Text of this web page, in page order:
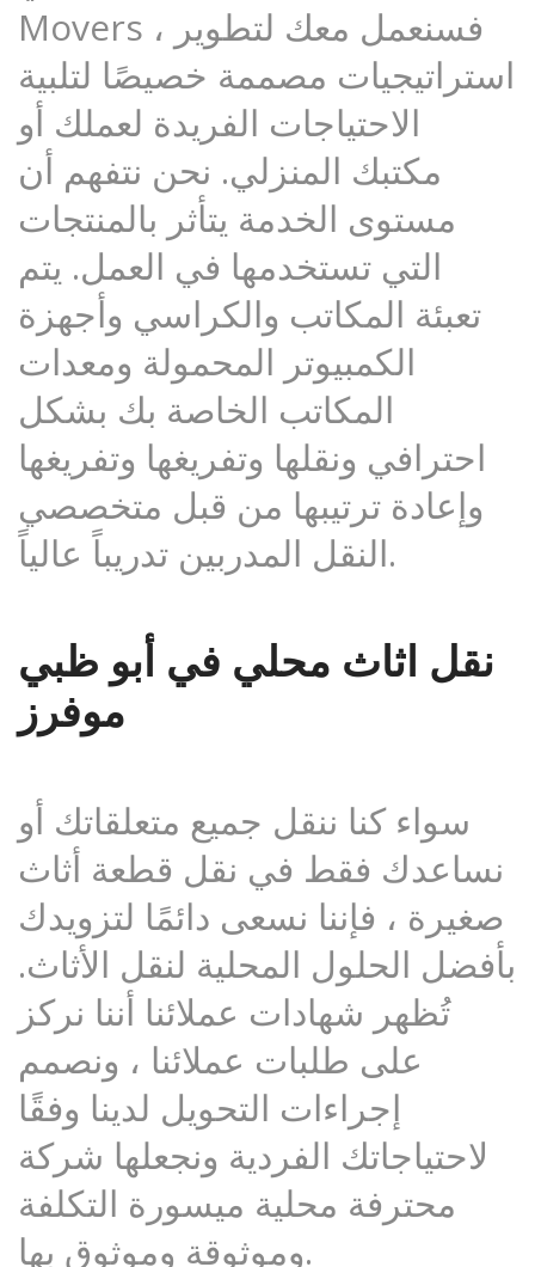
Movers ، فسنعمل معك لتطوير
استراتيجيات مصممة خصيصًا لتلبية
الاحتياجات الفريدة لعملك أو
مكتبك المنزلي. نحن نتفهم أن
مستوى الخدمة يتأثر بالمنتجات
التي تستخدمها في العمل. يتم
تعبئة المكاتب والكراسي وأجهزة
الكمبيوتر المحمولة ومعدات
المكاتب الخاصة بك بشكل
احترافي ونقلها وتفريغها وتفريغها
وإعادة ترتيبها من قبل متخصصي
نقل اثاث محلي في أبو ظبي
موفرز
سواء كنا ننقل جميع متعلقاتك أو
نساعدك فقط في نقل قطعة أثاث
صغيرة ، فإننا نسعى دائمًا لتزويدك
بأفضل الحلول المحلية لنقل الأثاث.
تُظهر شهادات عملائنا أننا نركز
على طلبات عملائنا ، ونصمم
إجراءات التحويل لدينا وفقًا
لاحتياجاتك الفردية ونجعلها شركة
محترفة محلية ميسورة التكلفة